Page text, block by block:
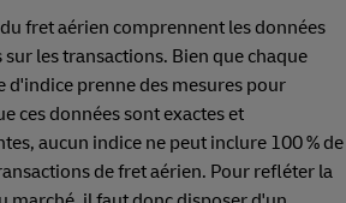
fret aérien comprennent les données
les transactions. Bien que chaque
d'indice prenne des mesures pour
ces données sont exactes et
aucun indice ne peut inclure 100 % de
de fret aérien. Pour refléter la